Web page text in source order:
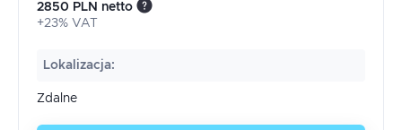
2850 PLN netto
+23% VAT
Lokalizacja:
Zdalne